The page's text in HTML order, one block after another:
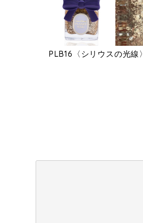
PLB16〈シリウスの光線〉